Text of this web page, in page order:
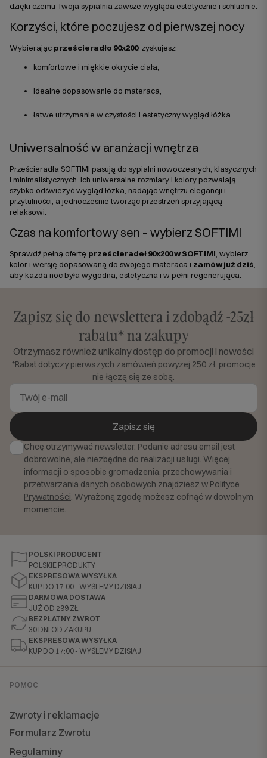
dzięki czemu Twoja sypialnia zawsze wygląda estetycznie i schludnie.
Korzyści, które poczujesz od pierwszej nocy
Wybierając prześcieradło 90x200, zyskujesz:
komfortowe i miękkie okrycie ciała,
idealne dopasowanie do materaca,
łatwe utrzymanie w czystości i estetyczny wygląd łóżka.
Uniwersalność w aranżacji wnętrza
Prześcieradła SOFTIMI pasują do sypialni nowoczesnych, klasycznych
i minimalistycznych. Ich uniwersalne rozmiary i kolory pozwalają
szybko odświeżyć wygląd łóżka, nadając wnętrzu elegancji i
przytulności, a jednocześnie tworząc przestrzeń sprzyjającą
relaksowi.
Czas na komfortowy sen – wybierz SOFTIMI
Sprawdź pełną ofertę prześcieradeł 90x200 w SOFTIMI , wybierz
kolor i wersję dopasowaną do swojego materaca i zamów już dziś
aby każda noc była wygodna, estetyczna i w pełni regenerująca.
Zapisz się do newslettera i zdobądź -25zł
rabatu* na zakupy
Otrzymasz również unikalny dostęp do promocji i nowości
*Rabat dotyczy pierwszych zamówień powyżej 250 zł, promocje
nie łączą się ze sobą.
Zapisz się
Chcę otrzymywać newsletter. Podanie adresu email jest
dobrowolne, ale niezbędne do realizacji usługi. Więcej
informacji o sposobie gromadzenia, przechowywania i
przetwarzania danych osobowych znajdziesz w Polityce
Prywatności. Wyrażoną zgodę możesz cofnąć w dowolnym
momencie.
POLSKI PRODUCENT
POLSKIE PRODUKTY
EKSPRESOWA WYSYŁKA
KUP DO 17:00 - WYŚLEMY DZISIAJ
DARMOWA DOSTAWA
JUŻ OD 299 ZŁ
BEZPŁATNY ZWROT
30 DNI OD ZAKUPU
EKSPRESOWA WYSYŁKA
KUP DO 17:00 - WYŚLEMY DZISIAJ
POMOC
Zwroty i reklamacje
Formularz Zwrotu
Regulaminy